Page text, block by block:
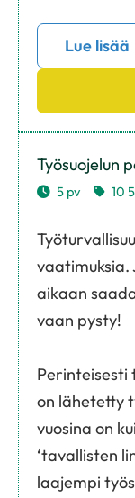
Lue lisää
Työsuojelun
5 pv 10
vaatimuksia.
aikaan
vaan pysty!
Perinteisesti
on lähetetty
vuosina on
‘tavallisten
laajempi